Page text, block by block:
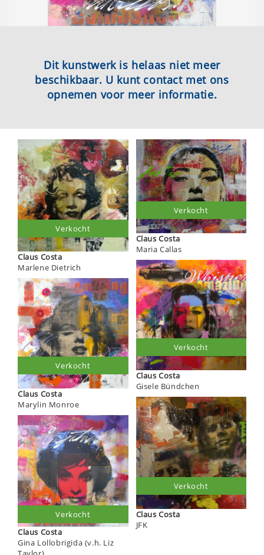
Dit kunstwerk is helaas niet meer
beschikbaar. U kunt contact met ons
opnemen voor meer informatie.
Claus Costa
Marlene Dietrich
Verkocht
Claus Costa
Marylin Monroe
Verkocht
Claus Costa
Gina Lollobrigida (v.h. Liz
Verkocht
Claus Costa
Maria Callas
Verkocht
Claus Costa
Gisele Bündchen
Verkocht
Claus Costa
JFK
Verkocht